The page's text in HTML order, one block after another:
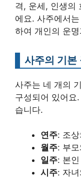
격, 운세, 인생의
에요. 사주에서
하여 개인의 운
사주의 기본
사주는 네 개의 기
구성되어 있어요
습니다.
연주: 조
월주: 부
일주: 본
시주: 자